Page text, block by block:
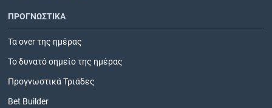
ΠΡΟΓΝΩΣΤΙΚΑ
Τα over της ημέρας
Το δυνατό σημείο της ημέρας
Προγνωστικά Τριάδες
Bet Builder